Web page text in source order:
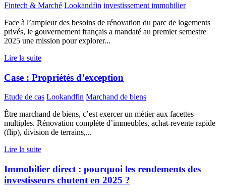
Fintech & Marché Lookandfin investissement immobilier
Face à l’ampleur des besoins de rénovation du parc de logements
privés, le gouvernement français a mandaté au premier semestre
2025 une mission pour explorer...
Lire la suite
Case : Propriétés d’exception
Etude de cas Lookandfin Marchand de biens
Être marchand de biens, c’est exercer un métier aux facettes
multiples. Rénovation complète d’immeubles, achat-revente rapide
(flip), division de terrains,...
Lire la suite
Immobilier direct : pourquoi les rendements des
investisseurs chutent en 2025 ?